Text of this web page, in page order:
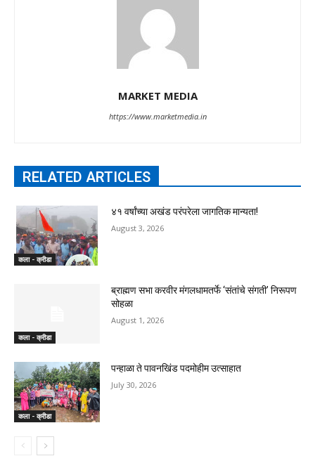
MARKET MEDIA
https://www.marketmedia.in
RELATED ARTICLES
कला - क्रीडा
४१ वर्षांच्या अखंड परंपरेला जागतिक मान्यता!
August 3, 2026
कला - क्रीडा
ब्राह्मण सभा करवीर मंगलधामतर्फे ‘संतांचे संगती’ निरूपण
सोहळा
August 1, 2026
कला - क्रीडा
पन्हाळा ते पावनखिंड पदमोहीम उत्साहात
July 30, 2026